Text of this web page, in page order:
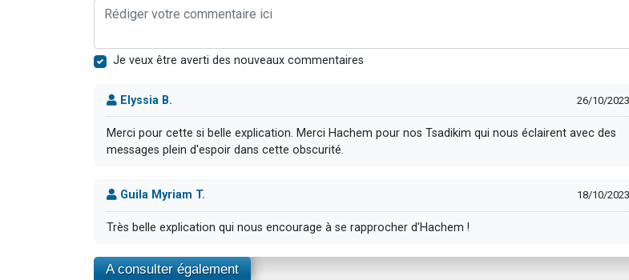
Je veux être averti des nouveaux commentaires
Elyssia B. 26/10/
Merci pour cette si belle explication. Merci Hachem pour nos Tsadikim qui nous éclairent avec des
messages plein d'espoir dans cette obscurité.
Guila Myriam T. 18/10/
Très belle explication qui nous encourage à se rapprocher d'Hachem !
A consulter également